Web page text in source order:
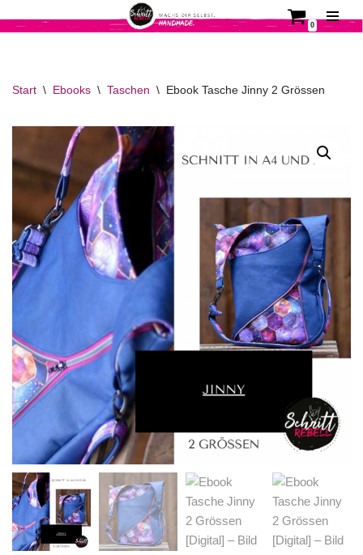
0
Start \ Ebooks \ Taschen \ Ebook Tasche Jinny 2 Grössen